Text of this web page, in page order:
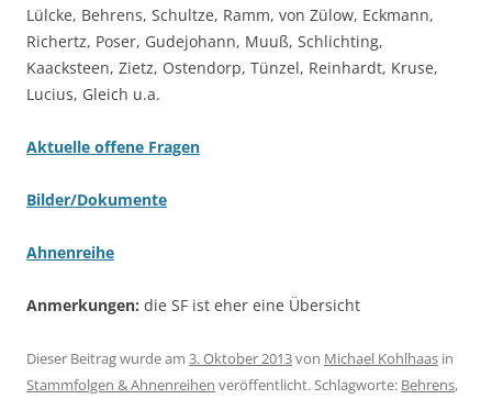
Lülcke, Behrens, Schultze, Ramm, von Zülow, Eckmann,
Richertz, Poser, Gudejohann, Muuß, Schlichting,
Kaacksteen, Zietz, Ostendorp, Tünzel, Reinhardt, Kruse,
Lucius, Gleich u.a.
Aktuelle offene Fragen
Bilder/Dokumente
Ahnenreihe
Anmerkungen: die SF ist eher eine Übersicht
Dieser Beitrag wurde am 3. Oktober 2013von Michael Kohlhaas in
Stammfolgen & Ahnenreihen veröffentlicht. Schlagworte: Behrens,